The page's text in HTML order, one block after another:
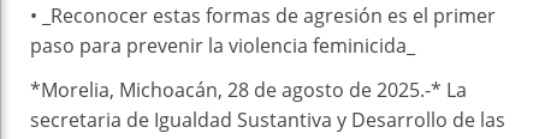
• _Reconocer estas formas de agresión es el primer
paso para prevenir la violencia feminicida_
*Morelia, Michoacán, 28 de agosto de 2025.-* La
secretaria de Igualdad Sustantiva y Desarrollo de las